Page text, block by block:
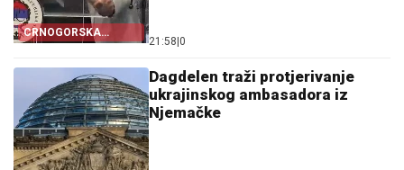
CRNOGORSKA
ZASTAVA PORED
21:58 0
Dagdelen traži protjerivanje
ukrajinskog ambasadora iz
Njemačke